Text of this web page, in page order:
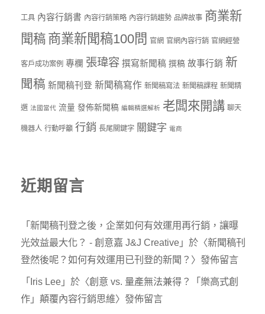
工具 內容行銷書 內容行銷策略 內容行銷趨勢 品牌故事 商業新
聞稿 商業新聞稿100問 官網 官網內容行銷 官網經營
客戶成功案例 專欄 張瑋容 撰寫新聞稿 撰稿 故事行銷 新
聞稿 新聞稿刊登 新聞稿寫作 新聞稿寫法 新聞稿課程 新聞精
選 法國當代 流量 發佈新聞稿 編輯精選解析 老闆來開講 聊天
機器人 行動呼籲 行銷 長尾關鍵字 關鍵字 電商
近期留言
「 新聞稿刊登之後，企業如何有效運用再行銷，讓曝
光效益最大化？ - 創意嘉 J&J Creative 」於〈新聞稿刊
登然後呢？如何有效運用已刊登的新聞？ 〉發佈留言
「 Iris Lee 」於〈創意 vs. 量產無法兼得？「樂高式創
作」顛覆內容行銷思維〉發佈留言